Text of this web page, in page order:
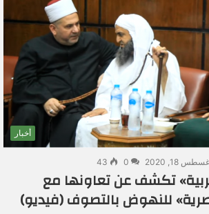
أخبار
18, 2020
0
43
تكشف عن تعاونها مع
للنهوض بالتصوف (فيديو)